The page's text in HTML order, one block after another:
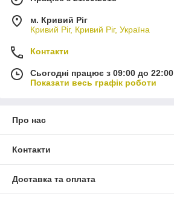
м. Кривий Ріг
Кривий Ріг, Кривий Ріг, Україна
Контакти
Сьогодні працює з 09:00 до 22:00
Показати весь графік роботи
Про нас
Контакти
Доставка та оплата